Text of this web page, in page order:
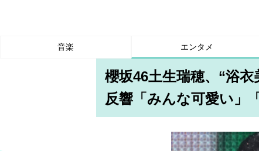
音楽 エンタメ
櫻坂46土生瑞穂、“浴
反響「みんな可愛い」